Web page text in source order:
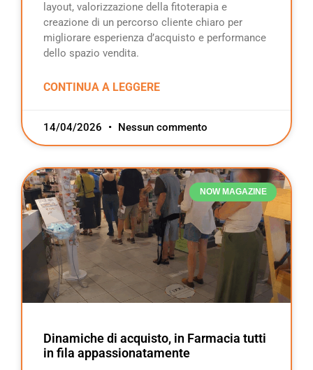
layout, valorizzazione della fitoterapia e
creazione di un percorso cliente chiaro per
migliorare esperienza d’acquisto e performance
dello spazio vendita.
CONTINUA A LEGGERE
14/04/2026 Nessun commento
NOW MAGAZINE
Dinamiche di acquisto, in Farmacia tutti
in fila appassionatamente